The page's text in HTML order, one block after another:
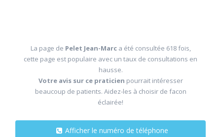
La page de Pelet Jean-Marc a été consultée 618 fois,
cette page est populaire avec un taux de consultations en
hausse.
Votre avis sur ce praticien pourrait intéresser
beaucoup de patients. Aidez-les à choisir de facon
éclairée!
Afficher le numéro de téléphone